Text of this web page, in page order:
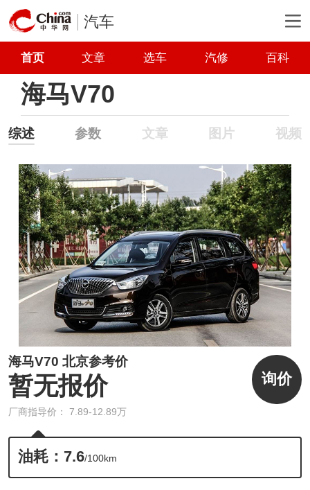
汽车
首页 文章 选车 汽修 百科
海马V70
综述 参数 文章 图片 视频
海马V70 北京参考价
暂无报价
厂商指导价： 7.89-12.89万
油耗：7.6/100km
询价